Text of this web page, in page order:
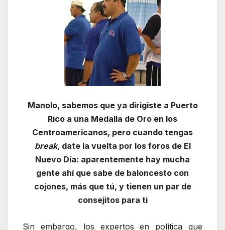
Manolo, sabemos que ya dirigiste a Puerto
Rico a una Medalla de Oro en los
Centroamericanos, pero cuando tengas
break, date la vuelta por los foros de El
Nuevo Día: aparentemente hay mucha
gente ahí que sabe de baloncesto con
cojones, más que tú, y tienen un par de
consejitos para ti
Sin embargo, los expertos en política que